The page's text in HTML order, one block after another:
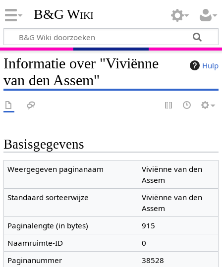
B&G Wiki
Hulp
Informatie over "Viviënne
van den Assem"
Basisgegevens
Weergegeven paginanaam
Viviënne van den
Assem
Standaard sorteerwijze
Viviënne van den
Assem
Paginalengte (in bytes)
915
Naamruimte-ID
0
Paginanummer
38528